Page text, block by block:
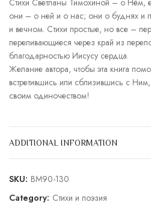
Стихи Светланы Тимохиной – о Нём,
они – о ней и о нас; они о буднях и
и вечном. Стихи простые, но все –
переливающиеся через край из
благодарностью Иисусу сердца.
Желание автора, чтобы эта книга
встретившись или сблизившись с
своим одиночеством!
ADDITIONAL INFORMATION
SKU: BM90-130
Category: Стихи и поэзия